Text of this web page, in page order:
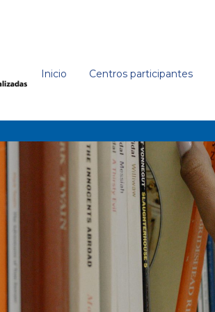
Inicio Centros participantes